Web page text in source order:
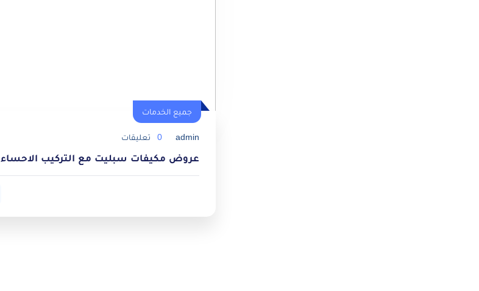
جميع الخدمات
admin
0 تعليقات
عروض مكيفات سبليت مع التركيب الاحساء